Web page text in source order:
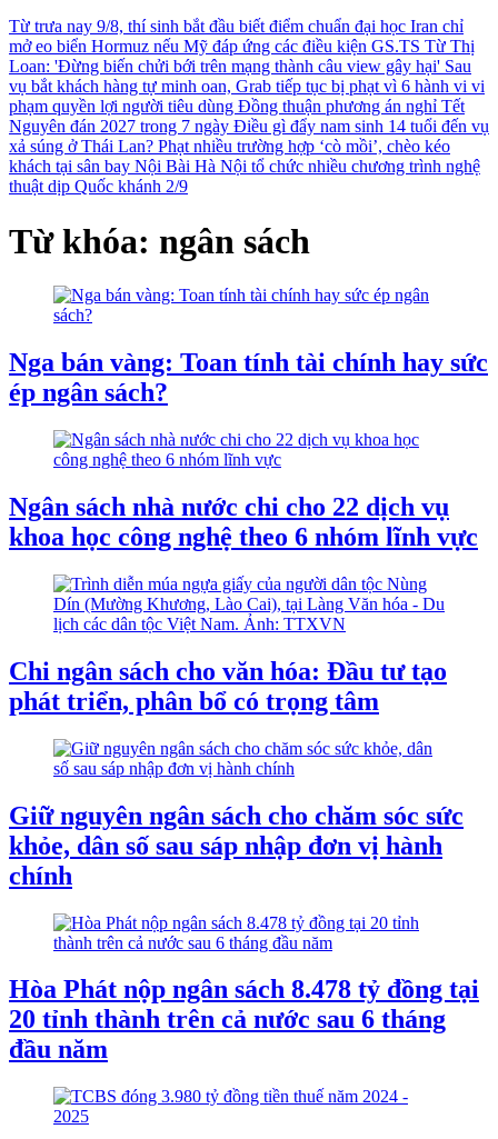
Từ trưa nay 9/8, thí sinh bắt đầu biết điểm chuẩn đại học Iran chỉ
mở eo biển Hormuz nếu Mỹ đáp ứng các điều kiện GS.TS Từ Thị
Loan: 'Đừng biến chửi bới trên mạng thành câu view gây hại' Sau
vụ bắt khách hàng tự minh oan, Grab tiếp tục bị phạt vì 6 hành vi vi
phạm quyền lợi người tiêu dùng Đồng thuận phương án nghỉ Tết
Nguyên đán 2027 trong 7 ngày Điều gì đẩy nam sinh 14 tuổi đến vụ
xả súng ở Thái Lan? Phạt nhiều trường hợp ‘cò mồi’, chèo kéo
khách tại sân bay Nội Bài Hà Nội tổ chức nhiều chương trình nghệ
thuật dịp Quốc khánh 2/9
Từ khóa: ngân sách
Nga bán vàng: Toan tính tài chính hay sức
ép ngân sách?
Ngân sách nhà nước chi cho 22 dịch vụ
khoa học công nghệ theo 6 nhóm lĩnh vực
Chi ngân sách cho văn hóa: Đầu tư tạo
phát triển, phân bổ có trọng tâm
Giữ nguyên ngân sách cho chăm sóc sức
khỏe, dân số sau sáp nhập đơn vị hành
chính
Hòa Phát nộp ngân sách 8.478 tỷ đồng tại
20 tỉnh thành trên cả nước sau 6 tháng
đầu năm